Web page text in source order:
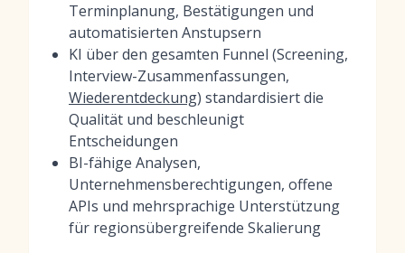
Terminplanung, Bestätigungen und
automatisierten Anstupsern
KI über den gesamten Funnel (Screening,
Interview-Zusammenfassungen,
Wiederentdeckung) standardisiert die
Qualität und beschleunigt
Entscheidungen
BI-fähige Analysen,
Unternehmensberechtigungen, offene
APIs und mehrsprachige Unterstützung
für regionsübergreifende Skalierung